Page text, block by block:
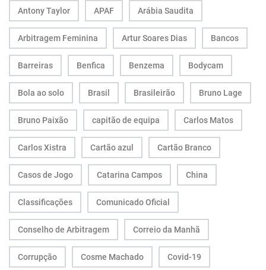
Antony Taylor APAF Arábia Saudita
Arbitragem Feminina Artur Soares Dias Bancos
Barreiras Benfica Benzema Bodycam
Bola ao solo Brasil Brasileirão Bruno Lage
Bruno Paixão capitão de equipa Carlos Matos
Carlos Xistra Cartão azul Cartão Branco
Casos de Jogo Catarina Campos China
Classificações Comunicado Oficial
Conselho de Arbitragem Correio da Manhã
Corrupção Cosme Machado Covid-19